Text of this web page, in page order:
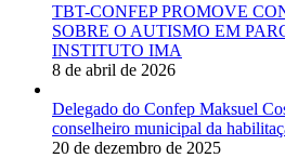
TBT-CONFEP PROMOVE
SOBRE O AUTISMO EM
INSTITUTO IMA
8 de abril de 2026
Delegado do Confep Maksuel
conselheiro municipal da
20 de dezembro de 2025